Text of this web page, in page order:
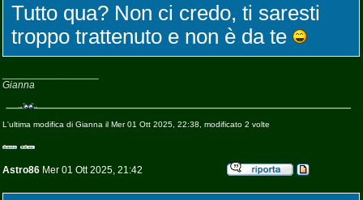
Tutto qua? Non ci credo, ti saresti
troppo trattenuto e non è da te
Gianna
L'ultima modifica di Gianna il Mer 01 Ott 2025, 22:38, modificato 2 volte
Astro86 Mer 01 Ott 2025, 21:42